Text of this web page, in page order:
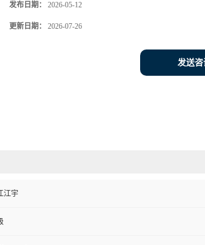
发布日期： 2026-05-12
更新日期： 2026-07-26
发送
江宇